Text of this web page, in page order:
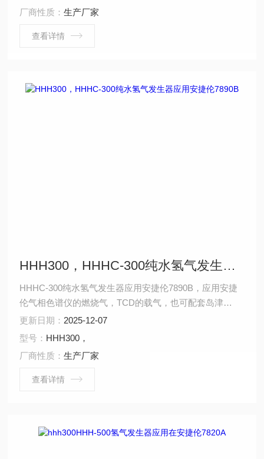
厂商性质：生产厂家
查看详情
HHH300，HHHC-300纯水氢气发生器应用安捷伦7890B
HHHC-300纯水氢气发生器应用安捷伦7890B，应用安捷
伦气相色谱仪的燃烧气，TCD的载气，也可配套岛津
GC2010，GC-2014，GC-2030，赛默飞
1300,1310,1600,1610系列，瓦里安3800系列，布鲁克，
更新日期： 2025-12-07
型号： HHH300，
厂商性质：生产厂家
查看详情